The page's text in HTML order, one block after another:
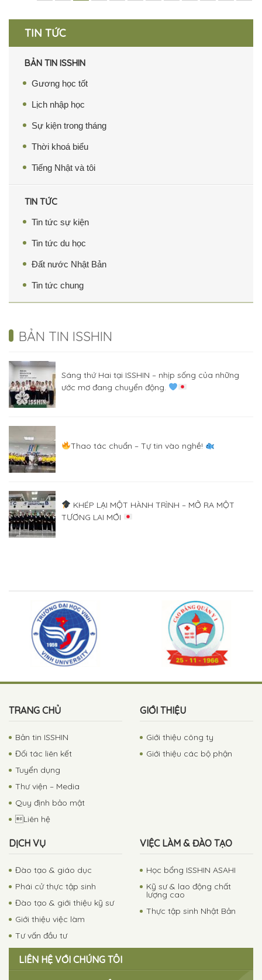
TIN TỨC
BẢN TIN ISSHIN
Gương học tốt
Lịch nhập học
Sự kiện trong tháng
Thời khoá biểu
Tiếng Nhật và tôi
TIN TỨC
Tin tức sự kiện
Tin tức du học
Đất nước Nhật Bản
Tin tức chung
BẢN TIN ISSHIN
Sáng thứ Hai tại ISSHIN – nhịp sống của những
ước mơ đang chuyển động.
Thao tác chuẩn – Tự tin vào nghề!
KHÉP LẠI MỘT HÀNH TRÌNH – MỞ RA MỘT
TƯƠNG LAI MỚI
TRANG CHỦ
Bản tin ISSHIN
Đối tác liên kết
Tuyển dụng
Thư viện – Media
Quy định bảo mật
Liên hệ
GIỚI THIỆU
Giới thiệu công ty
Giới thiệu các bộ phận
DỊCH VỤ
Đào tạo & giáo dục
Phái cử thực tập sinh
Đào tạo & giới thiệu kỹ sư
Giới thiệu việc làm
Tư vấn đầu tư
VIỆC LÀM & ĐÀO TẠO
Học bổng ISSHIN ASAHI
Kỹ sư & lao động chất
lượng cao
Thực tập sinh Nhật Bản
LIÊN HỆ VỚI CHÚNG TÔI